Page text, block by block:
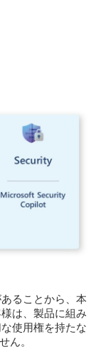
ることから、本
は、製品に組み
使用権を持たな
ん。